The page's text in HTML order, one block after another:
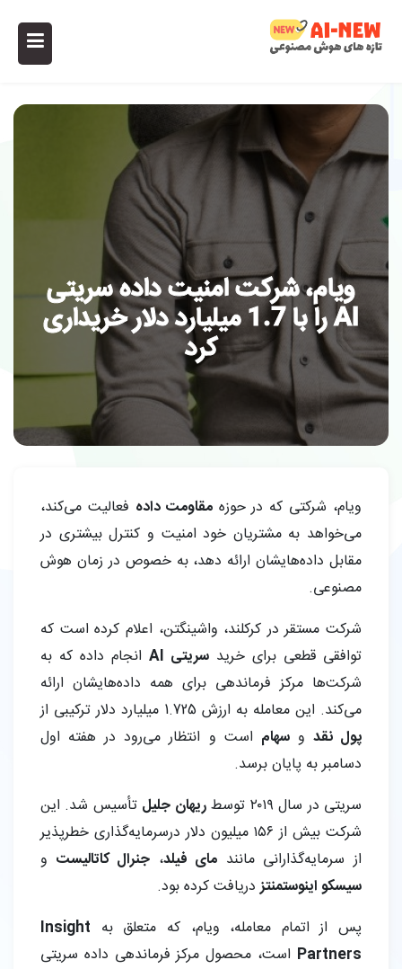
ویام، شرکت امنیت داده سریتی
AI را با 1.7 میلیارد دلار خریداری
کرد
ویام، شرکتی که در حوزهمقاومت داده فعالیت می‌کند،
می‌خواهد به مشتریان خود امنیت و کنترل بیشتری در
مقابل داده‌هایشان ارائه دهد، به خصوص در زمان هوش
مصنوعی.
شرکت مستقر در کرکلند، واشینگتن، اعلام کرده است که
توافقی قطعی برای خرید سریتی AI
انجام داده که به
شرکت‌ها مرکز فرماندهی برای همه داده‌هایشان ارائه
می‌کند. این معامله به ارزش 1.725 میلیارد دلار ترکیبی از
پول نقد وسهام است و انتظار می‌رود در هفته اول
دسامبر به پایان برسد.
سریتی در سال ۲۰۱۹ توسط
ریهان جلیل تأسیس شد. این
شرکت بیش از ۱۵۶ میلیون دلار درسرمایه‌گذاری خطرپذیر
از سرمایه‌گذارانی مانند مای فیلد، جنرال کاتالیست و
سیسکو اینوستمنتزدریافت کرده بود.
پس از اتمام معامله، ویام، که متعلق به Insight
Partners است، محصول مرکز فرماندهی داده سریتی